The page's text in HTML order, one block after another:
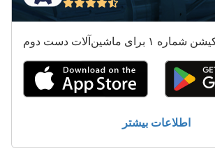
Ermak
Kapema
Maka Cnc
اطلاعات بیشتر